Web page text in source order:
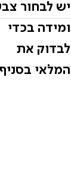
יש לבחור
ומידה בכדי
לבדוק את
המלאי